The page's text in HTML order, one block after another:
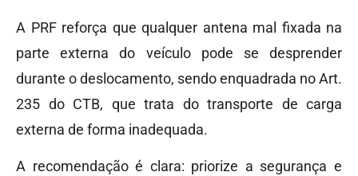
A PRF reforça que qualquer antena mal fixada na
parte externa do veículo pode se desprender
durante o deslocamento, sendo enquadrada no Art.
235 do CTB, que trata do transporte de carga
externa de forma inadequada.
A recomendação é clara: priorize a segurança e